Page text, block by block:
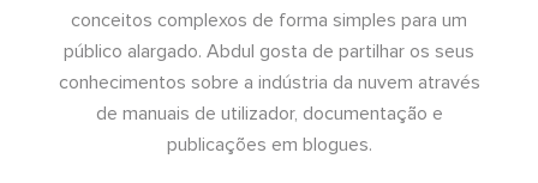
conceitos complexos de forma simples para um
público alargado. Abdul gosta de partilhar os seus
conhecimentos sobre a indústria da nuvem através
de manuais de utilizador, documentação e
publicações em blogues.